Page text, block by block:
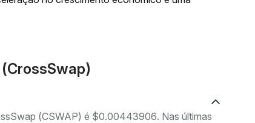
(CSWAP) é $0.00443906. Nas últimas